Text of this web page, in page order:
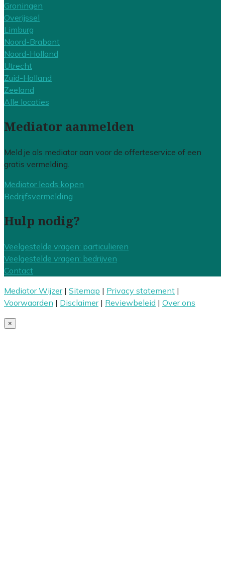
Groningen
Overijssel
Limburg
Noord-Brabant
Noord-Holland
Utrecht
Zuid-Holland
Zeeland
Alle locaties
Mediator aanmelden
Meld je als mediator aan voor de offerteservice of een
gratis vermelding.
Mediator leads kopen
Bedrijfsvermelding
Hulp nodig?
Veelgestelde vragen: particulieren
Veelgestelde vragen: bedrijven
Contact
Mediator Wijzer| Sitemap | Privacy statement |
Voorwaarden | Disclaimer| Reviewbeleid | Over ons
×